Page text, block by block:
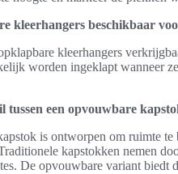
kleerhangers beschikbaar
kleerhangers
worden ingeklapt wanneer
tussen een opvouwbare
is ontworpen om ruimte
kapstokken nemen
De opvouwbare variant biedt